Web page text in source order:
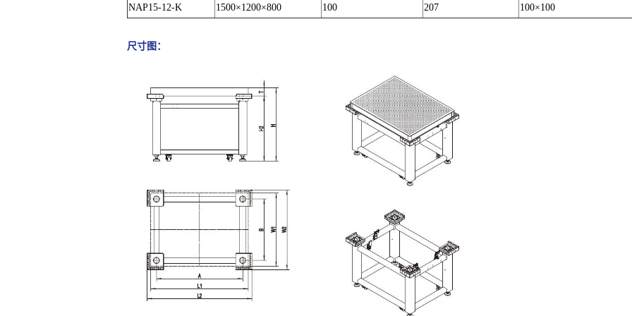
NAP15-12-K
1500×1200×800 100 207 100×100
尺寸图：